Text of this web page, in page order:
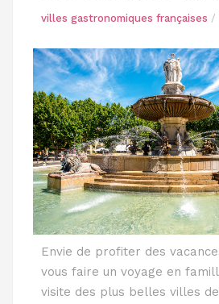
villes gastronomiques françaises /
Envie de profiter des
vous faire un voyage en
visite des plus belles villes de